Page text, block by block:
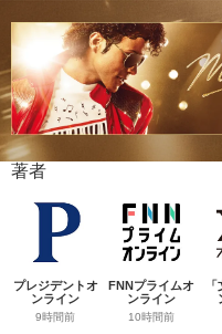
著者
プレジデントオ
ンライン
9時間前
FNNプライムオ
ンライン
10時間前